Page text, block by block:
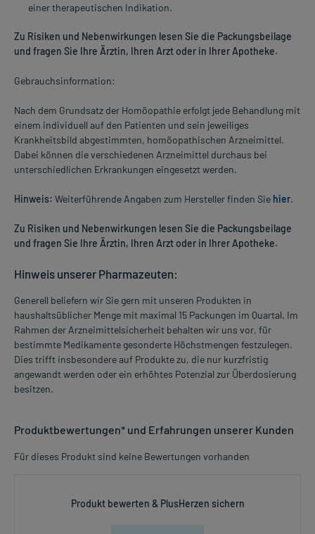
einer therapeutischen Indikation.
Zu Risiken und Nebenwirkungen lesen Sie die Packungsbeilage
und fragen Sie Ihre Ärztin, Ihren Arzt oder in Ihrer Apotheke.
Gebrauchsinformation:
Nach dem Grundsatz der Homöopathie erfolgt jede Behandlung mit
einem individuell auf den Patienten und sein jeweiliges
Krankheitsbild abgestimmten, homöopathischen Arzneimittel.
Dabei können die verschiedenen Arzneimittel durchaus bei
unterschiedlichen Erkrankungen eingesetzt werden.
Hinweis: Weiterführende Angaben zum Hersteller finden Sie hier.
Zu Risiken und Nebenwirkungen lesen Sie die Packungsbeilage
und fragen Sie Ihre Ärztin, Ihren Arzt oder in Ihrer Apotheke.
Hinweis unserer Pharmazeuten:
Generell beliefern wir Sie gern mit unseren Produkten in
haushaltsüblicher Menge mit maximal 15 Packungen im Quartal. Im
Rahmen der Arzneimittelsicherheit behalten wir uns vor, für
bestimmte Medikamente gesonderte Höchstmengen festzulegen.
Dies trifft insbesondere auf Produkte zu, die nur kurzfristig
angewandt werden oder ein erhöhtes Potenzial zur Überdosierung
besitzen.
Produktbewertungen* und Erfahrungen unserer Kunden
Für dieses Produkt sind keine Bewertungen vorhanden
Produkt bewerten & PlusHerzen sichern